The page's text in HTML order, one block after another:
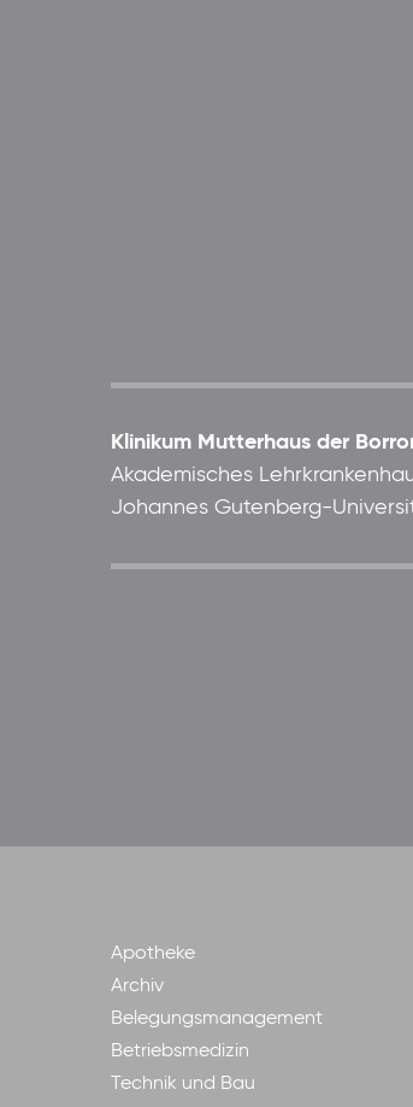
Klinikum Mutterhaus der
Akademisches
Johannes Gutenberg-
Apotheke
Archiv
Belegungsmanagement
Betriebsmedizin
Technik und Bau